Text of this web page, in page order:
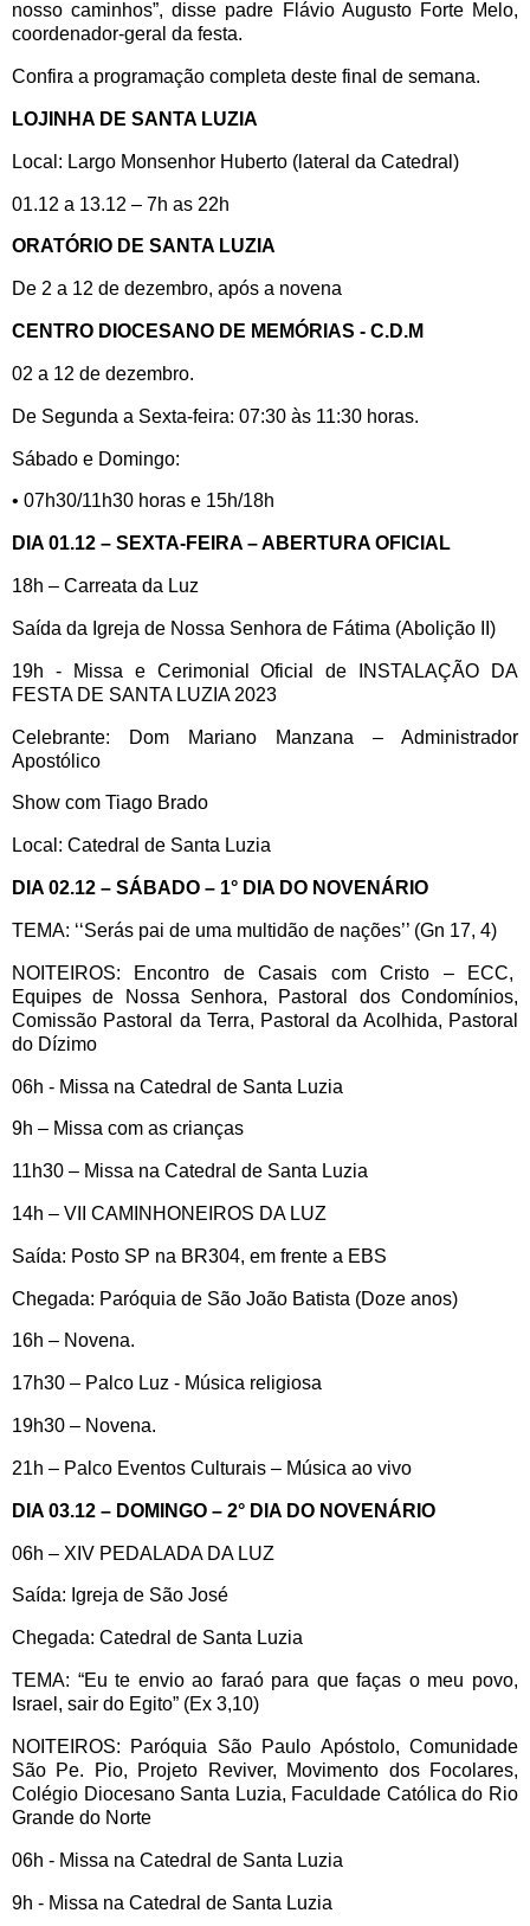
nosso caminhos”, disse padre Flávio Augusto Forte Melo,
coordenador-geral da festa.
Confira a programação completa deste final de semana.
LOJINHA DE SANTA LUZIA
Local: Largo Monsenhor Huberto (lateral da Catedral)
01.12 a 13.12 – 7h as 22h
ORATÓRIO DE SANTA LUZIA
De 2 a 12 de dezembro, após a novena
CENTRO DIOCESANO DE MEMÓRIAS - C.D.M
02 a 12 de dezembro.
De Segunda a Sexta-feira: 07:30 às 11:30 horas.
Sábado e Domingo:
• 07h30/11h30 horas e 15h/18h
DIA 01.12 – SEXTA-FEIRA – ABERTURA OFICIAL
18h – Carreata da Luz
Saída da Igreja de Nossa Senhora de Fátima (Abolição II)
19h - Missa e Cerimonial Oficial de INSTALAÇÃO DA
FESTA DE SANTA LUZIA 2023
Celebrante: Dom Mariano Manzana – Administrador
Apostólico
Show com Tiago Brado
Local: Catedral de Santa Luzia
DIA 02.12 – SÁBADO – 1° DIA DO NOVENÁRIO
TEMA: ‘‘Serás pai de uma multidão de nações’’ (Gn 17, 4)
NOITEIROS: Encontro de Casais com Cristo – ECC,
Equipes de Nossa Senhora, Pastoral dos Condomínios,
Comissão Pastoral da Terra, Pastoral da Acolhida, Pastoral
do Dízimo
06h - Missa na Catedral de Santa Luzia
9h – Missa com as crianças
11h30 – Missa na Catedral de Santa Luzia
14h – VII CAMINHONEIROS DA LUZ
Saída: Posto SP na BR304, em frente a EBS
Chegada: Paróquia de São João Batista (Doze anos)
16h – Novena.
17h30 – Palco Luz - Música religiosa
19h30 – Novena.
21h – Palco Eventos Culturais – Música ao vivo
DIA 03.12 – DOMINGO – 2° DIA DO NOVENÁRIO
06h – XIV PEDALADA DA LUZ
Saída: Igreja de São José
Chegada: Catedral de Santa Luzia
TEMA: “Eu te envio ao faraó para que faças o meu povo,
Israel, sair do Egito” (Ex 3,10)
NOITEIROS: Paróquia São Paulo Apóstolo, Comunidade
São Pe. Pio, Projeto Reviver, Movimento dos Focolares,
Colégio Diocesano Santa Luzia, Faculdade Católica do Rio
Grande do Norte
06h - Missa na Catedral de Santa Luzia
9h - Missa na Catedral de Santa Luzia